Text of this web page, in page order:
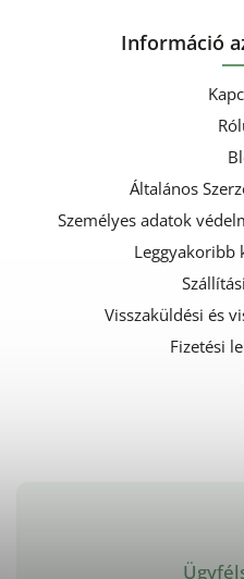
Információ
Általános
Személyes adatok
Leggyakoribb
Visszaküldési és
Fizetési